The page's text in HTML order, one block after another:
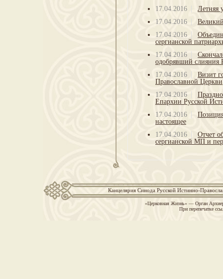
17.04.2016
Летняя
17.04.2016
17.04.2016
сергианской
17.04.2016
одобрявший
17.04.2016
Визит
Православной Церкви
17.04.2016
Епархии Русской
17.04.2016
настоящее
17.04.2016
Отчет
сергианской МП и
Канцелярия Синода Русской Истинно-
«Церковная Жизнь» — Орган
При перепечатке